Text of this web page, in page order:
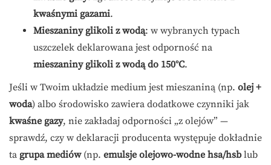
kwaśnymi gazami.
Mieszaniny glikoli z wodą: w wybranych typach
uszczelek deklarowana jest odporność na
mieszaniny glikoli z wodą do 150°C.
Jeśli w Twoim układzie medium jest mieszaniną (np. olej +
woda) albo środowisko zawiera dodatkowe czynniki jak
kwaśne gazy, nie zakładaj odporności „z olejów” —
sprawdź, czy w deklaracji producenta występuje dokładnie
ta grupa mediów(np. emulsje olejowo-wodne hsa/hsblub